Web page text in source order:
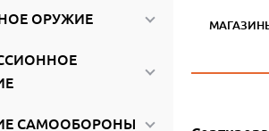
ОРУЖИЕ
САМООБОРОНЫ